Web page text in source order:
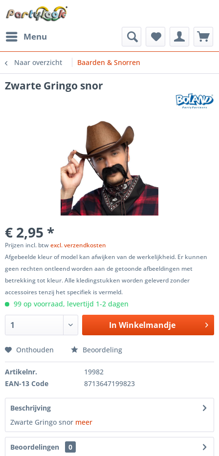
Menu
Naar overzicht Baarden & Snorren
Zwarte Gringo snor
€ 2,95 *
Prijzen incl. btwexcl. verzendkosten
Afgebeelde kleur of model kan afwijken van de werkelijkheid. Er kunnen
geen rechten ontleend worden aan de getoonde afbeeldingen met
betrekking tot kleur. Alle kledingstukken worden geleverd zonder
accessoires tenzij het specifiek is vermeld.
99 op voorraad, levertijd 1-2 dagen
In Winkelmandje
Onthouden Beoordeling
Artikelnr.
19982
EAN-13 Code
8713647199823
Beschrijving
Zwarte Gringo snor meer
Beoordelingen
0